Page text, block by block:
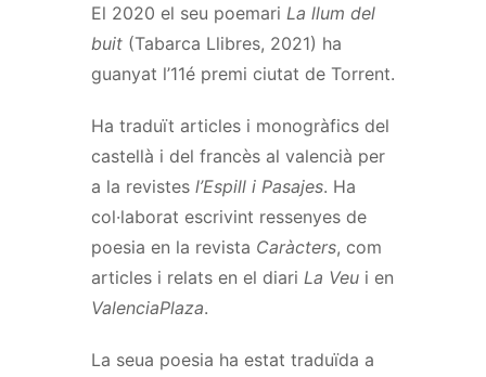
El 2020 el seu poemari La llum del
buit (Tabarca Llibres, 2021) ha
guanyat l’11é premi ciutat de Torrent.
Ha traduït articles i monogràfics del
castellà i del francès al valencià per
a la revistes l’Espill i Pasajes. Ha
col·laborat escrivint ressenyes de
poesia en la revista Caràcters, com
articles i relats en el diari La Veu i en
ValenciaPlaza.
La seua poesia ha estat traduïda a